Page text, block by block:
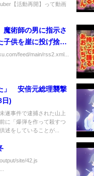
【活動再開】って動画
魔術師の男に指示さ
供を崖に投げ捨て
feed/main/rss2.xml...
」 安倍元総理襲撃
日)
遂事件で逮捕された山上
に「爆弾を作って殺すつ
述をしていることが...
site/42.js